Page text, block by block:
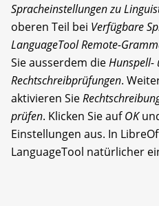
Spracheinstellungenzu
oberen Teil bei Verfügbare
LanguageTool Remote-
Sie ausserdem dieHunspell-
Rechtschreibprüfungen.
aktivieren Sie
prüfen. Klicken Sie aufOK
Einstellungen aus. In
LanguageTool natürlicher